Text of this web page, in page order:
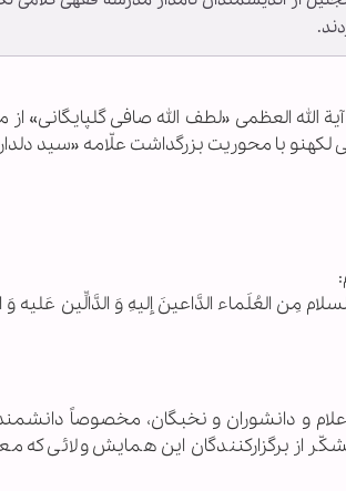
الله العظمی «لطف الله صافی
لکهنو با محوریت بزرگداشت علّامه «سید
مِن العُلَماء الدَّاعینَ إلیهِ وَ الدَّالِّین عَلیه
و دانشوران و نخبگان، مخصوصاً
از برگزارکنندگان این همایش ولائی